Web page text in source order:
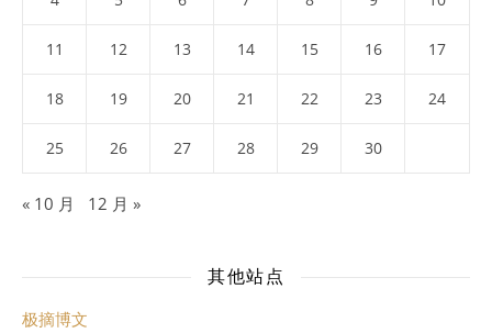
11 12 13 14 15 16 17
18 19 20 21 22 23 24
25 26 27 28 29 30
« 10 月 12 月 »
其他站点
极摘博文